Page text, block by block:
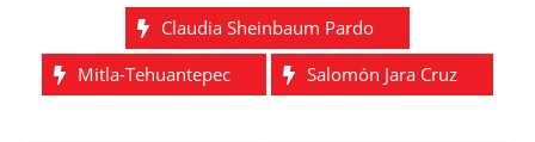
Claudia Sheinbaum Pardo
Mitla-Tehuantepec
Salomón Jara Cruz